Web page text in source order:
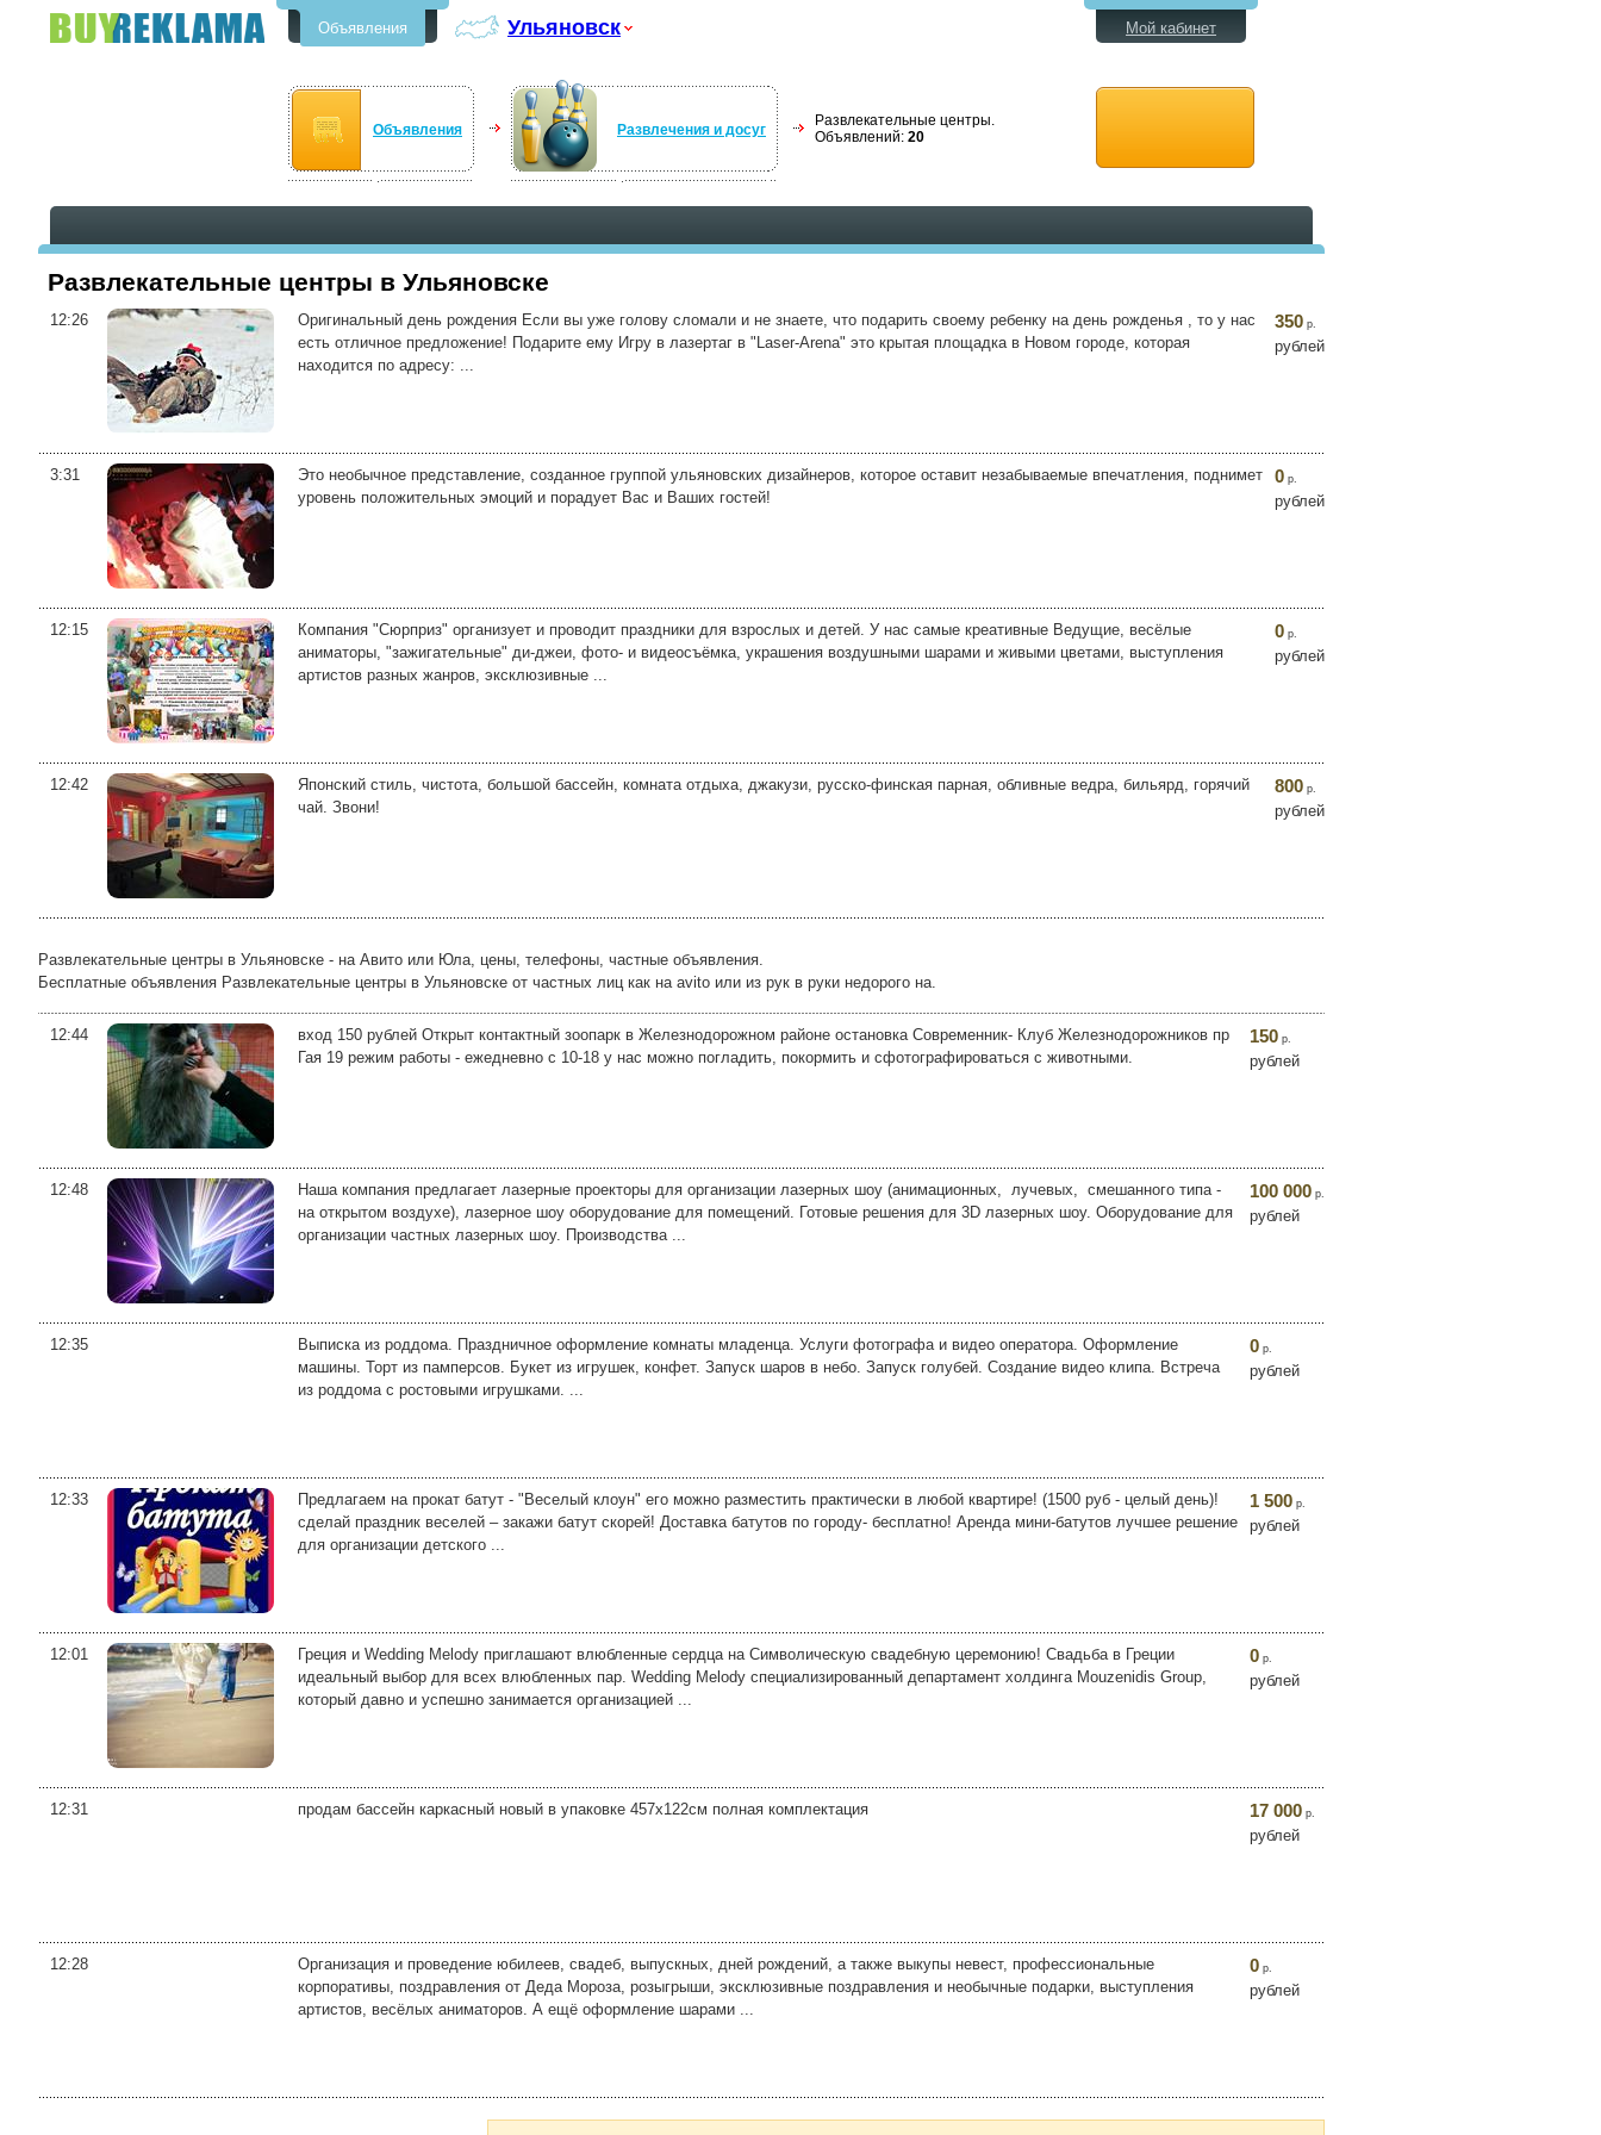
Объявления Ульяновск
Объявления Развлечения и досуг
Развлекательные центры.
Объявлений: 20
Мой кабинет
Развлекательные центры в Ульяновске
12:26
Оригинальный день рождения Если вы уже голову сломали и не знаете, что подарить своему ребенку на день рожденья , то у нас
есть отличное предложение! Подарите ему Игру в лазертаг в "Laser-Arena" это крытая площадка в Новом городе, которая
находится по адресу: ...
350 р.
рублей
3:31
Это необычное представление, созданное группой ульяновских дизайнеров, которое оставит незабываемые впечатления, поднимет
уровень положительных эмоций и порадует Вас и Ваших гостей!
0 р.
рублей
12:15
Компания "Сюрприз" организует и проводит праздники для взрослых и детей. У нас самые креативные Ведущие, весёлые
аниматоры, "зажигательные" ди-джеи, фото- и видеосъёмка, украшения воздушными шарами и живыми цветами, выступления
артистов разных жанров, эксклюзивные ...
0 р.
рублей
12:42
Японский стиль, чистота, большой бассейн, комната отдыха, джакузи, русско-финская парная, обливные ведра, бильярд, горячий
чай. Звони!
800 р.
рублей
Развлекательные центры в Ульяновске - на Авито или Юла, цены, телефоны, частные объявления.
Бесплатные объявления Развлекательные центры в Ульяновске от частных лиц как на avito или из рук в руки недорого на.
12:44
вход 150 рублей Открыт контактный зоопарк в Железнодорожном районе остановка Современник- Клуб Железнодорожников пр
Гая 19 режим работы - ежедневно с 10-18 у нас можно погладить, покормить и сфотографироваться с животными.
150 р.
рублей
12:48
Наша компания предлагает лазерные проекторы для организации лазерных шоу (анимационных, лучевых, смешанного типа -
на открытом воздухе), лазерное шоу оборудование для помещений. Готовые решения для 3D лазерных шоу. Оборудование для
организации частных лазерных шоу. Производства ...
100 000 р.
рублей
12:35
Выписка из роддома. Праздничное оформление комнаты младенца. Услуги фотографа и видео оператора. Оформление
машины. Торт из памперсов. Букет из игрушек, конфет. Запуск шаров в небо. Запуск голубей. Создание видео клипа. Встреча
из роддома с ростовыми игрушками. ...
0 р.
рублей
12:33
Предлагаем на прокат батут - "Веселый клоун" его можно разместить практически в любой квартире! (1500 руб - целый день)!
сделай праздник веселей – закажи батут скорей! Доставка батутов по городу- бесплатно! Аренда мини-батутов лучшее решение
для организации детского ...
1 500 р.
рублей
12:01
Греция и Wedding Melody приглашают влюбленные сердца на Символическую свадебную церемонию! Свадьба в Греции
идеальный выбор для всех влюбленных пар. Wedding Melody специализированный департамент холдинга Mouzenidis Group,
который давно и успешно занимается организацией ...
0 р.
рублей
12:31 продам бассейн каркасный новый в упаковке 457х122см полная комплектация 17 000 р.
рублей
12:28
Организация и проведение юбилеев, свадеб, выпускных, дней рождений, а также выкупы невест, профессиональные
корпоративы, поздравления от Деда Мороза, розыгрыши, эксклюзивные поздравления и необычные подарки, выступления
артистов, весёлых аниматоров. А ещё оформление шарами ...
0 р.
рублей